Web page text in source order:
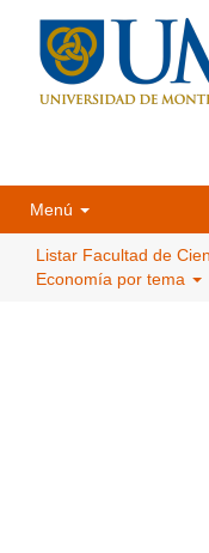
Menú
Listar Facultad de
Economía por tema